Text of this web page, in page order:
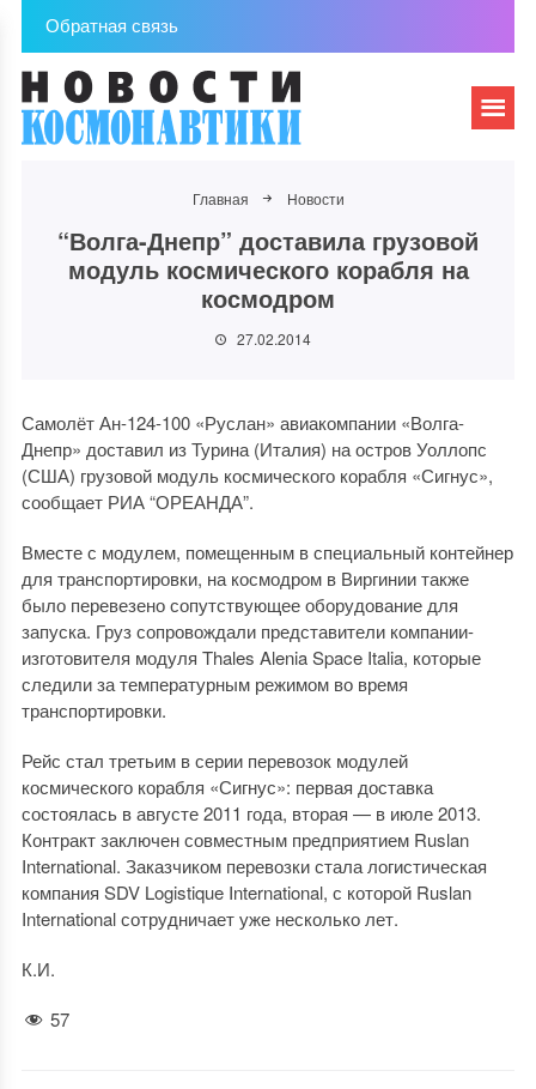
Обратная связь
Главная Новости
“Волга-Днепр” доставила грузовой
модуль космического корабля на
космодром
27.02.2014
Самолёт Ан-124-100 «Руслан» авиакомпании «Волга-
Днепр» доставил из Турина (Италия) на остров Уоллопс
(США) грузовой модуль космического корабля «Сигнус»,
сообщает РИА “ОРЕАНДА”.
Вместе с модулем, помещенным в специальный контейнер
для транспортировки, на космодром в Виргинии также
было перевезено сопутствующее оборудование для
запуска. Груз сопровождали представители компании-
изготовителя модуля Thales Alenia Space Italia, которые
следили за температурным режимом во время
транспортировки.
Рейс стал третьим в серии перевозок модулей
космического корабля «Сигнус»: первая доставка
состоялась в августе 2011 года, вторая — в июле 2013.
Контракт заключен совместным предприятием Ruslan
International. Заказчиком перевозки стала логистическая
компания SDV Logistique International, с которой Ruslan
International сотрудничает уже несколько лет.
К.И.
57